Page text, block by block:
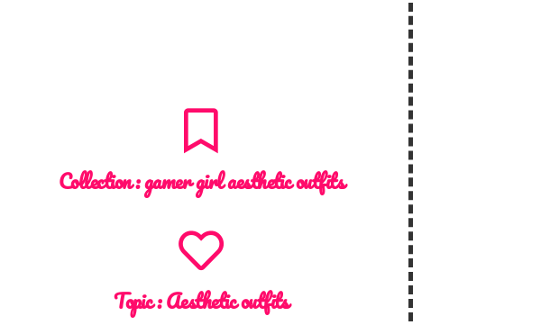
Collection :gamer girl aesthetic outfits
Topic :Aesthetic outfits